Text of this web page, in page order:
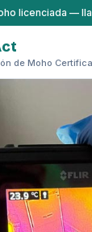
licenciada —
de Moho